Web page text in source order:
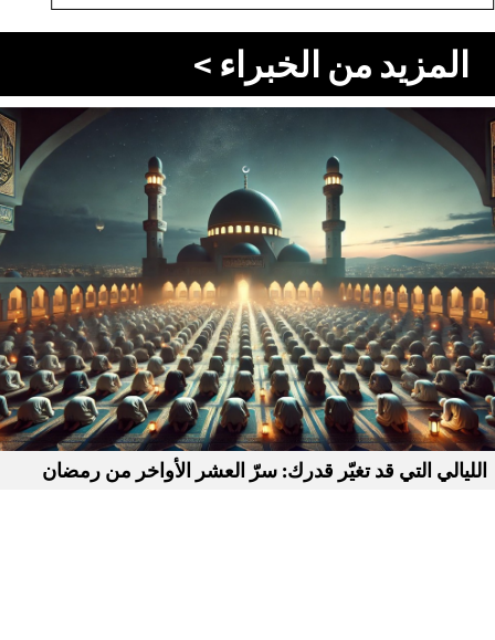
المزيد من الخبراء >
الليالي التي قد تغيّر قدرك: سرّ العشر الأواخر من رمضان